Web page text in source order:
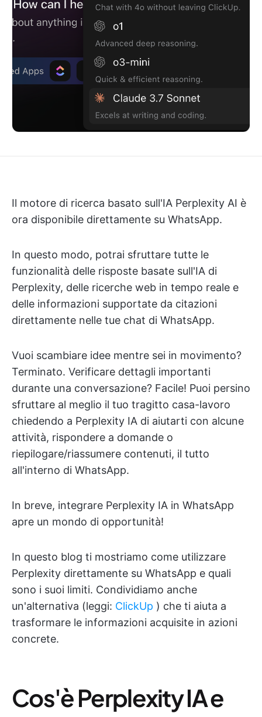
Il motore di ricerca basato sull'IA Perplexity AI è
ora disponibile direttamente su WhatsApp.
In questo modo, potrai sfruttare tutte le
funzionalità delle risposte basate sull'IA di
Perplexity, delle ricerche web in tempo reale e
delle informazioni supportate da citazioni
direttamente nelle tue chat di WhatsApp.
Vuoi scambiare idee mentre sei in movimento?
Terminato. Verificare dettagli importanti
durante una conversazione? Facile! Puoi persino
sfruttare al meglio il tuo tragitto casa-lavoro
chiedendo a Perplexity IA di aiutarti con alcune
attività, rispondere a domande o
riepilogare/riassumere contenuti, il tutto
all'interno di WhatsApp.
In breve, integrare Perplexity IA in WhatsApp
apre un mondo di opportunità!
In questo blog ti mostriamo come utilizzare
Perplexity direttamente su WhatsApp e quali
sono i suoi limiti. Condividiamo anche
un'alternativa (leggi: ClickUp ) che ti aiuta a
trasformare le informazioni acquisite in azioni
concrete.
Cos'è Perplexity IA e